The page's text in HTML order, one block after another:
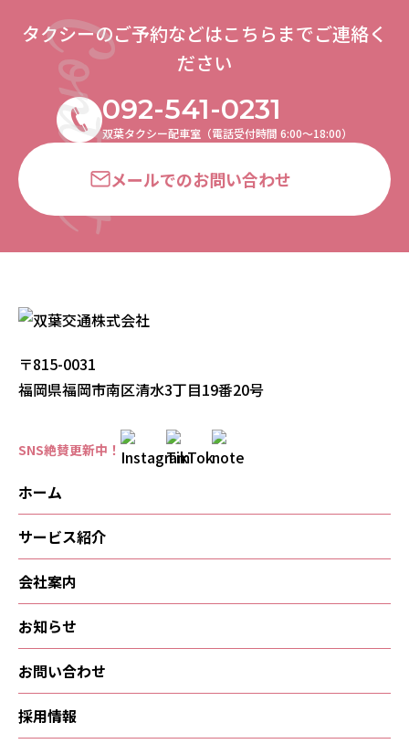
タクシーのご予約などはこちらまでご連絡く
ださい
092-541-0231
双葉タクシー配車室（電話受付時間 6:00〜18:00）
メールでのお問い合わせ
〒815-0031
福岡県福岡市南区清水3丁目19番20号
SNS絶賛更新中！
ホーム
サービス紹介
会社案内
お知らせ
お問い合わせ
採用情報